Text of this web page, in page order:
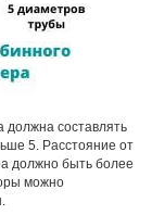
должна составлять
5. Расстояние от
должно быть более
можно